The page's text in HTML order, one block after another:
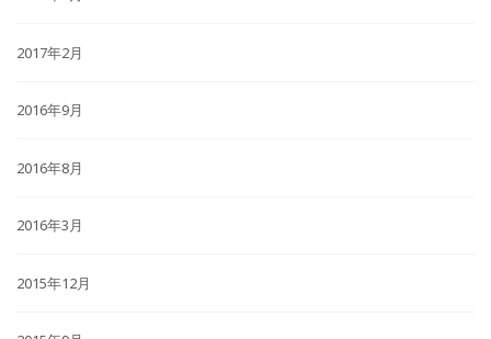
2017年2月
2016年9月
2016年8月
2016年3月
2015年12月